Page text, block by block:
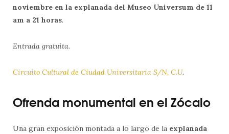
noviembre en la explanada del Museo Universum de 11
am a 21 horas.
Entrada gratuita.
Circuito Cultural de Ciudad Universitaria S/N, C.U.
Ofrenda monumental en el Zócalo
Una gran exposición montada a lo largo de la explanada